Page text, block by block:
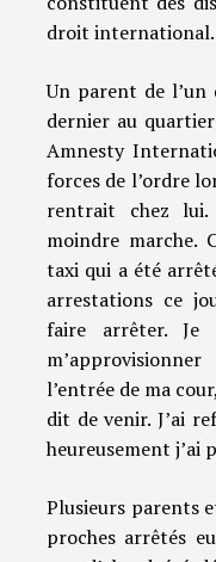
droit international.
Un parent de l’un
dernier au
Amnesty
forces de l’ordre
rentrait chez
moindre marche.
taxi qui a été
arrestations ce
faire arrêter. Je
l’entrée de ma
dit de venir. J’ai
heureusement j’ai
Plusieurs parents
proches arrêtés